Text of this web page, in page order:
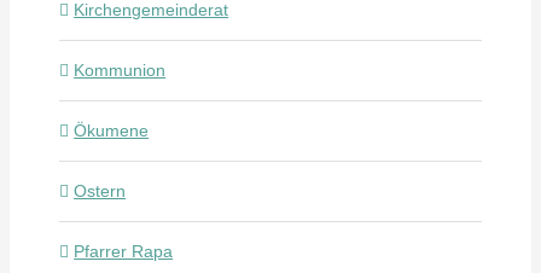
Kirchengemeinderat
Kommunion
Ökumene
Ostern
Pfarrer Rapa